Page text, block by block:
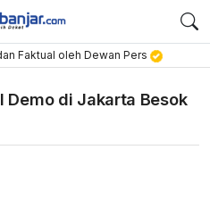
Faktual oleh Dewan Pers
Demo di Jakarta Besok